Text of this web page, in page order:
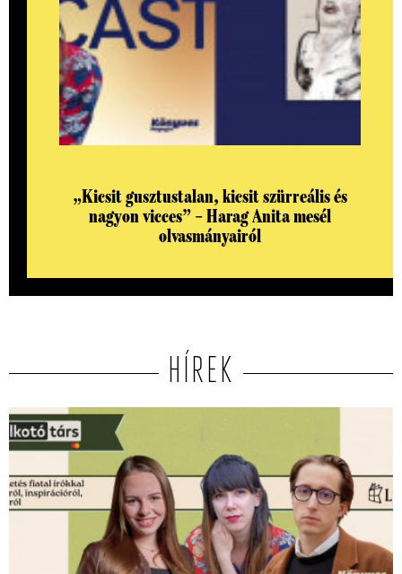
„Kicsit gusztustalan, kicsit szürreális és
nagyon vicces” – Harag Anita mesél
olvasmányairól
HÍREK